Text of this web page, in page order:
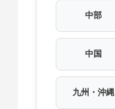
中部
中国
九州・沖縄